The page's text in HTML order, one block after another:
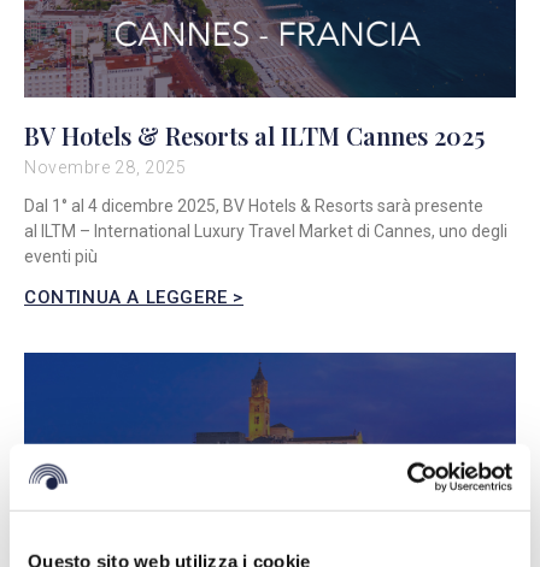
Questo sito web utilizza i cookie
BV Hotels & Resorts al ILTM Cannes 2025
Novembre 28, 2025
Dal 1° al 4 dicembre 2025, BV Hotels & Resorts sarà presente
al ILTM – International Luxury Travel Market di Cannes, uno degli
eventi più
CONTINUA A LEGGERE >